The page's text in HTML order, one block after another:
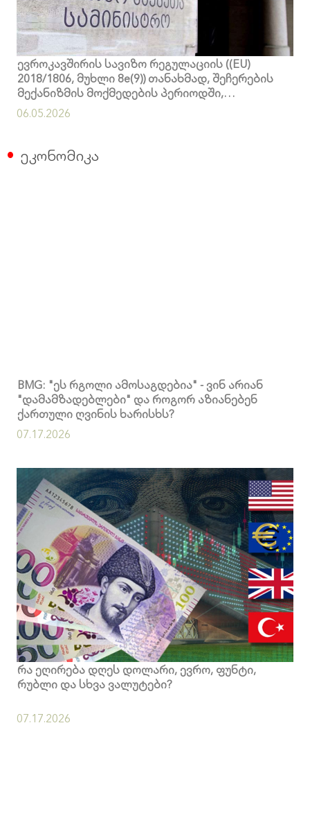
ევროკავშირის სავიზო რეგულაციის ((EU)
2018/1806, მუხლი 8e(9)) თანახმად, შეჩერების
მექანიზმის მოქმედების პერიოდში,
ევროკომისიამ შესაბამის მესამე ქვეყანასთან
დიალოგი უნდა დაიწყოს
06.05.2026
ეკონომიკა
BMG: "ეს რგოლი ამოსაგდებია" - ვინ არიან
"დამამზადებლები" და როგორ აზიანებენ
ქართული ღვინის ხარისხს?
07.17.2026
რა ეღირება დღეს დოლარი, ევრო, ფუნტი,
რუბლი და სხვა ვალუტები?
07.17.2026